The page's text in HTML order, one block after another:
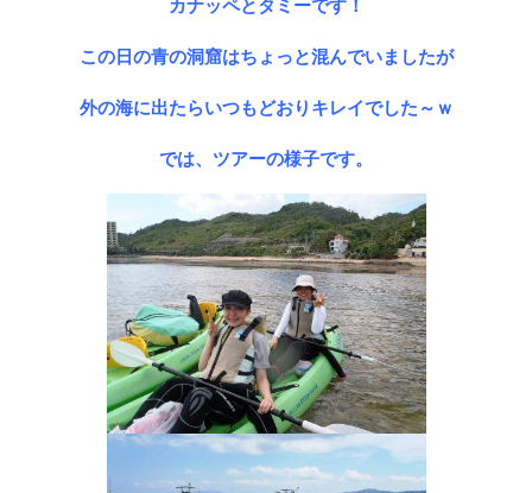
カナッペとタミーです！
この日の青の洞窟はちょっと混んでいましたが
外の海に出たらいつもどおりキレイでした～ｗ
では、ツアーの様子です。